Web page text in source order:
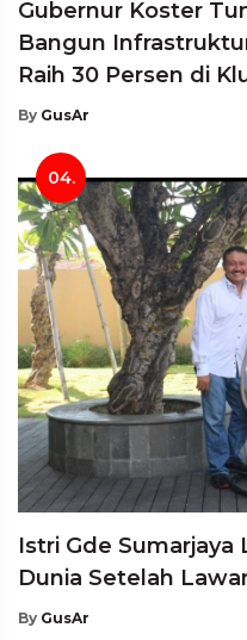
Gubernur Koster
Bangun
Raih 30 Persen di
By GusAr
04.
Istri Gde Sumarjaya
Dunia Setelah
By GusAr